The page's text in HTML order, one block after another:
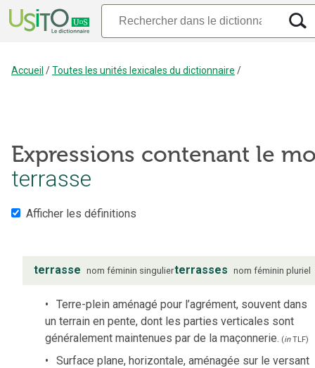
Accueil /Toutes les unités lexicales du dictionnaire /
Expressions contenant le
terrasse
Afficher les définitions
terrasse nom féminin singulierterrasses nom féminin pluriel
Terre-plein aménagé pour l’agrément, souvent dans
un terrain en pente, dont les parties verticales sont
généralement maintenues par de la maçonnerie. (inTLF)
Surface plane, horizontale, aménagée sur le versant